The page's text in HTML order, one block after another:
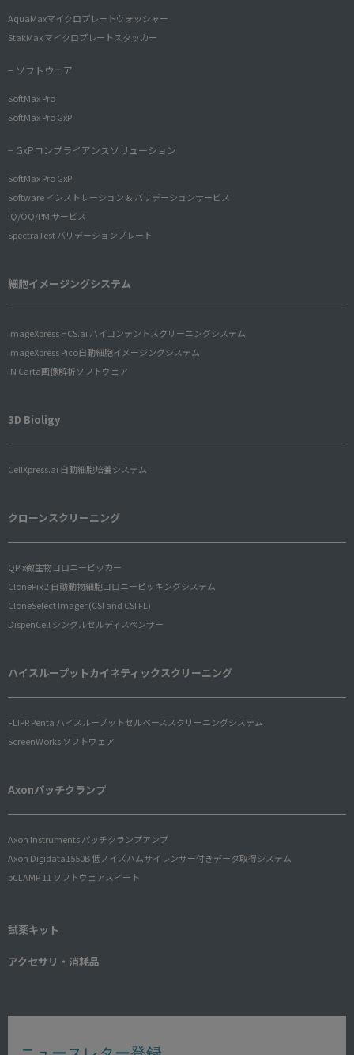
AquaMaxマイクロプレートウォッシャー
StakMax マイクロプレートスタッカー
− ソフトウェア
SoftMax Pro
SoftMax Pro GxP
− GxPコンプライアンスソリューション
SoftMax Pro GxP
Software インストレーション & バリデーションサービス
IQ/OQ/PM サービス
SpectraTest バリデーションプレート
細胞イメージングシステム
ImageXpress HCS.ai ハイコンテントスクリーニングシステム
ImageXpress Pico自動細胞イメージングシステム
IN Carta画像解析ソフトウェア
3D Bioligy
CellXpress.ai 自動細胞培養システム
クローンスクリーニング
QPix微生物コロニーピッカー
ClonePix 2 自動動物細胞コロニーピッキングシステム
CloneSelect Imager (CSI and CSI FL)
DispenCell シングルセルディスペンサー
ハイスループットカイネティックスクリーニング
FLIPR Penta ハイスループットセルベーススクリーニングシステム
ScreenWorks ソフトウェア
Axonパッチクランプ
Axon Instruments パッチクランプアンプ
Axon Digidata1550B 低ノイズハムサイレンサー付きデータ取得システム
pCLAMP 11 ソフトウェアスイート
試薬キット
アクセサリ・消耗品